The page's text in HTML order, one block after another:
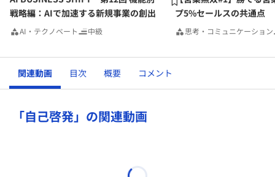
戦略編：AIで加速する新規事業の創出
AI・テクノベート 中級
プ5%セールスの共通点
思考・コミュニケーション
関連動画 目次 概要 コメント
「自己啓発」の関連動画